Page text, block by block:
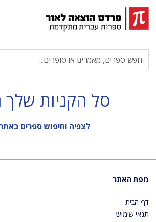
סל הקניות שלך
לצפיה וחיפוש ספרים באתר
מפת האתר
דף הבית
תנאי שימוש